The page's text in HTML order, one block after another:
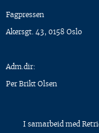
Fagpressen
Akersgt. 43, 0158 Oslo
Adm.dir:
Per Brikt Olsen
I samarbeid med